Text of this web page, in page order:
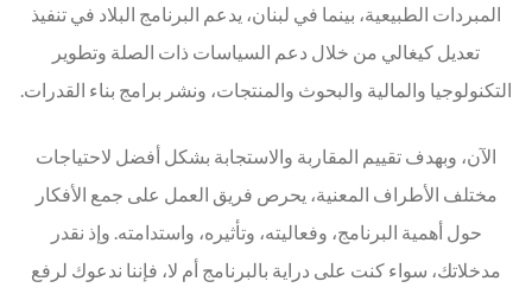
المبردات الطبيعية، بينما في لبنان، يدعم البرنامج البلاد في تنفيذ
تعديل كيغالي من خلال دعم السياسات ذات الصلة وتطوير
التكنولوجيا والمالية والبحوث والمنتجات، ونشر برامج بناء القدرات.
الآن، وبهدف تقييم المقاربة والاستجابة بشكل أفضل لاحتياجات
مختلف الأطراف المعنية، يحرص فريق العمل على جمع الأفكار
حول أهمية البرنامج، وفعاليته، وتأثيره، واستدامته. وإذ نقدر
مدخلاتك، سواء كنت على دراية بالبرنامج أم لا، فإننا ندعوك لرفع